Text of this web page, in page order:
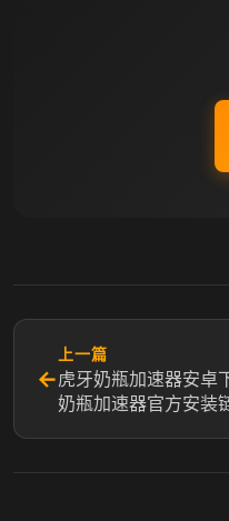
←
上一篇
虎牙奶瓶加速器安卓
奶瓶加速器官方安装